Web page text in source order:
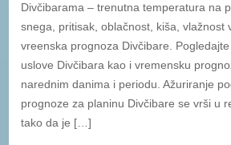
Divčibarama – trenutna temperatura na
snega, pritisak, oblačnost, kiša, vlažnost
vreenska prognoza Divčibare.
uslove Divčibara kao i vremensku
narednim danima i periodu. Ažuriranje
prognoze za planinu Divčibare se vrši u
tako da je […]